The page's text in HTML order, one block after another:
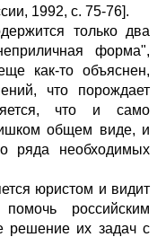
1992, с. 75-76].
только два
форма",
как-то объяснен,
что порождает
что и само
общем виде, и
ряда необходимых
юристом и видит
российским
решение их задач с